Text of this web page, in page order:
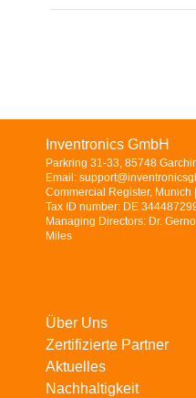
Inventronics GmbH
Parkring 31-33, 85748
Email:
Commercial Register,
Tax ID number: DE
Managing Directors: Dr.
Miles
Über Uns
Zertifizierte Partner
Aktuelles
Nachhaltigkeit